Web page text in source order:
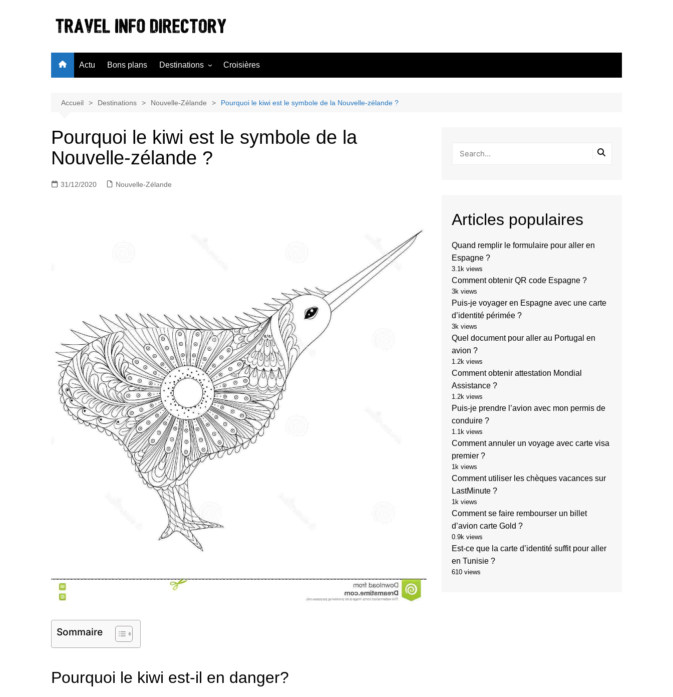
Actu Bons plans Destinations
Australie
Irlande
Mexique
Croisières
Accueil Destinations Nouvelle-Zélande Pourquoi le kiwi est le symbole de la Nouvelle-zélande ?
Pourquoi le kiwi est le symbole de la
Nouvelle-zélande ?
31/12/2020 Nouvelle-Zélande
Sommaire
Pourquoi le kiwi est-il en danger?
Articles populaires
Quand remplir le formulaire pour aller en
Espagne ?
3.1k views
Comment obtenir QR code Espagne ?
3k views
Puis-je voyager en Espagne avec une carte
d’identité périmée ?
3k views
Quel document pour aller au Portugal en
avion ?
1.2k views
Comment obtenir attestation Mondial
Assistance ?
1.2k views
Puis-je prendre l’avion avec mon permis de
conduire ?
1.1k views
Comment annuler un voyage avec carte visa
premier ?
1k views
Comment utiliser les chèques vacances sur
LastMinute ?
1k views
Comment se faire rembourser un billet
d’avion carte Gold ?
0.9k views
Est-ce que la carte d’identité suffit pour aller
en Tunisie ?
610 views